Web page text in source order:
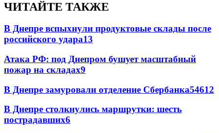
ЧИТАЙТЕ ТАКЖЕ
В Днепре вспыхнули продуктовые склады после
российского удара13
Атака РФ: под Днепром бушует масштабный
пожар на складах9
В Днепре замуровали отделение Сбербанка54612
В Днепре столкнулись маршрутки: шесть
пострадавших6